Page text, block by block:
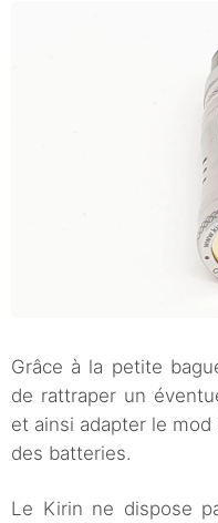
Grâce à la petite
de rattraper un
et ainsi adapter le
des batteries.
Le Kirin ne dispose